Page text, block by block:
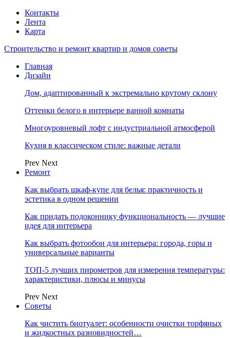
Контакты
Лента
Карта
Строительство и ремонт квартир и домов советы
Главная
Дизайн
Дом, адаптированный к экстремально крутому склону
Оттенки белого в интерьере ванной комнаты
Многоуровневый лофт с индустриальной атмосферой
Кухня в классическом стиле: важные детали
Prev Next
Ремонт
Как выбрать шкаф-купе для белья: практичность и
эстетика в одном решении
Как придать подоконнику функциональность — лучшие
идея для интерьера
Как выбрать фотообои для интерьера: города, горы и
универсальные варианты
ТОП-5 лучших пирометров для измерения температуры:
характеристики, плюсы и минусы
Prev Next
Советы
Как чистить биотуалет: особенности очистки торфяных
и жидкостных разновидностей…